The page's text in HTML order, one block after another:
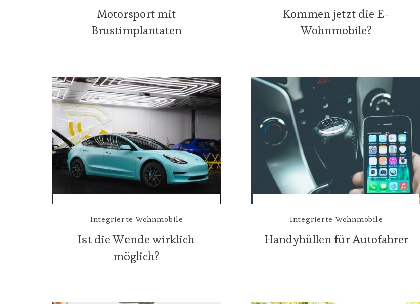
Motorsport mit
Brustimplantaten
Kommen jetzt die E-
Wohnmobile?
Integrierte Wohnmobile
Ist die Wende wirklich
möglich?
Integrierte Wohnmobile
Handyhüllen für Autofahrer